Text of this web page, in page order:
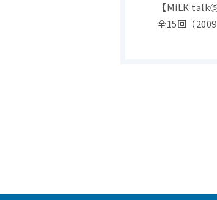
【MiLK
全15回（